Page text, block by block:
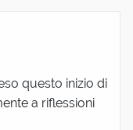
questo inizio di
a riflessioni